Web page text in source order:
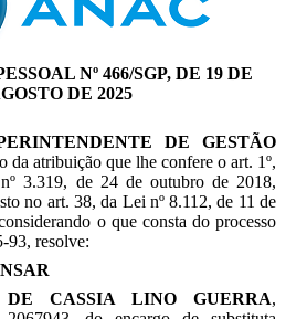
Nº 466/SGP, DE 19 DE
DE 2025
DE GESTÃO
da atribuição que lhe confere o art. 1º,
3.319, de 24 de outubro de 2018,
no art. 38, da Lei nº 8.112, de 11 de
o que consta do processo
93, resolve:
CASSIA LINO GUERRA,